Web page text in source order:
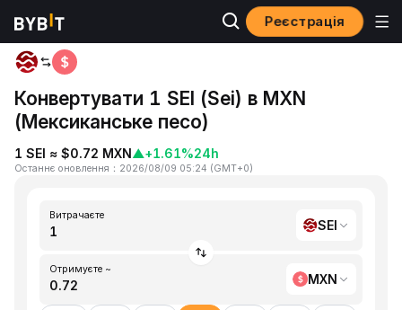
Реєстрація
Головна
Конвертувати 1 SEI (Sei) в MXN
(Мексиканське песо)
1 SEI ≈ $0.72 MXN▲+1.61%24h
Останнє оновлення ： 2026/08/09 05:24 (GMT+0)
Витрачаєте
SEI
Отримуєте ~
MXN